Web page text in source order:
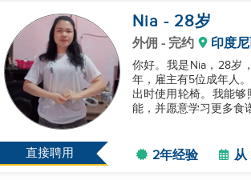
直接聘用
Nia - 28岁
外佣 - 完约 印度
你好。我是Nia，28岁
年，雇主有5位成年人
出时使用轮椅。我能
能，并愿意学习更多食
2年经验 从